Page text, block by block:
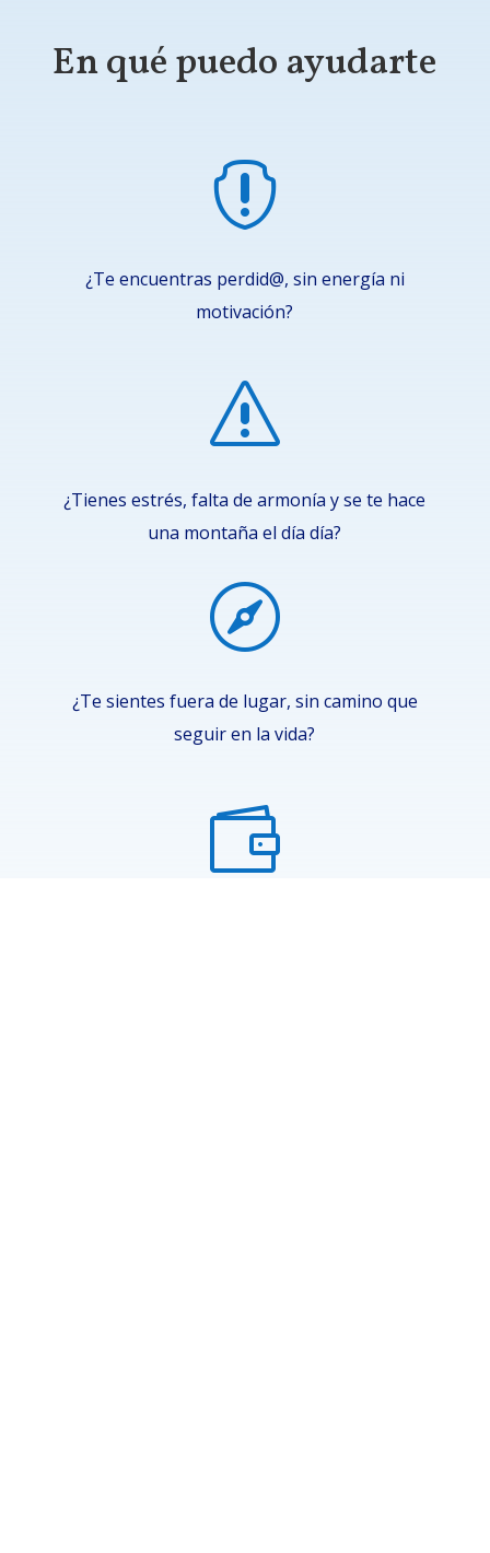
En qué puedo ayudarte

¿Te encuentras perdid@, sin energía ni
motivación?
s
¿Tienes estrés, falta de armonía y se te hace
una montaña el día día?

¿Te sientes fuera de lugar, sin camino que
seguir en la vida?
